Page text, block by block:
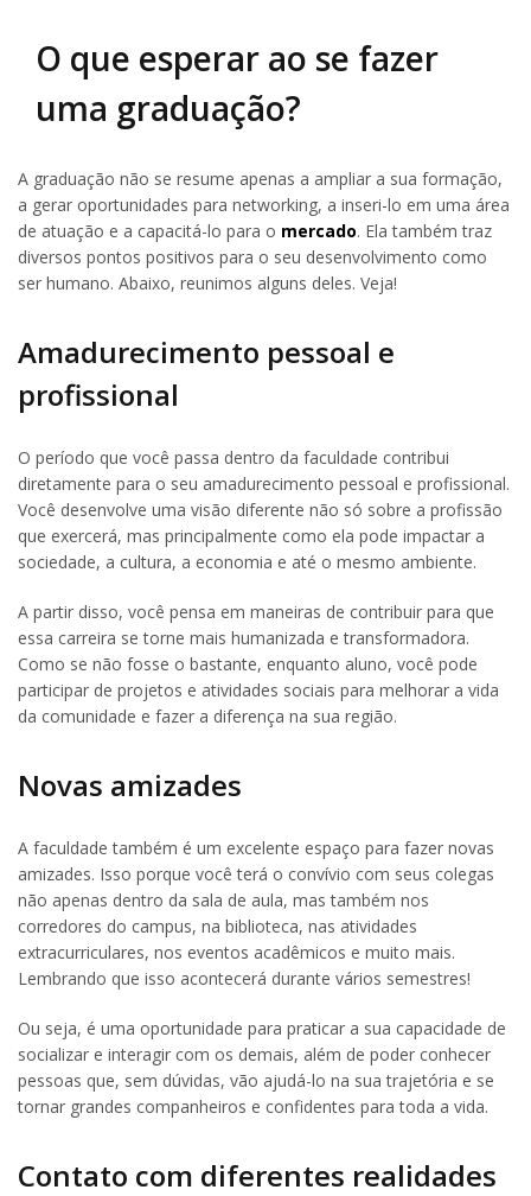
O que esperar ao se fazer
uma graduação?
A graduação não se resume apenas a ampliar a sua formação,
a gerar oportunidades para networking, a inseri-lo em uma área
de atuação e a capacitá-lo para o mercado. Ela também traz
diversos pontos positivos para o seu desenvolvimento como
ser humano. Abaixo, reunimos alguns deles. Veja!
Amadurecimento pessoal e
profissional
O período que você passa dentro da faculdade contribui
diretamente para o seu amadurecimento pessoal e profissional.
Você desenvolve uma visão diferente não só sobre a profissão
que exercerá, mas principalmente como ela pode impactar a
sociedade, a cultura, a economia e até o mesmo ambiente.
A partir disso, você pensa em maneiras de contribuir para que
essa carreira se torne mais humanizada e transformadora.
Como se não fosse o bastante, enquanto aluno, você pode
participar de projetos e atividades sociais para melhorar a vida
da comunidade e fazer a diferença na sua região.
Novas amizades
A faculdade também é um excelente espaço para fazer novas
amizades. Isso porque você terá o convívio com seus colegas
não apenas dentro da sala de aula, mas também nos
corredores do campus, na biblioteca, nas atividades
extracurriculares, nos eventos acadêmicos e muito mais.
Lembrando que isso acontecerá durante vários semestres!
Ou seja, é uma oportunidade para praticar a sua capacidade de
socializar e interagir com os demais, além de poder conhecer
pessoas que, sem dúvidas, vão ajudá-lo na sua trajetória e se
tornar grandes companheiros e confidentes para toda a vida.
Contato com diferentes realidades